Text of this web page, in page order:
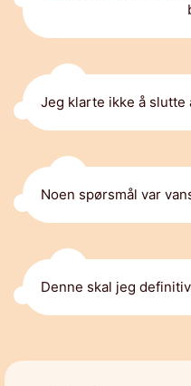
Jeg klarte ikke å
Noen spørsmål var
Denne skal jeg